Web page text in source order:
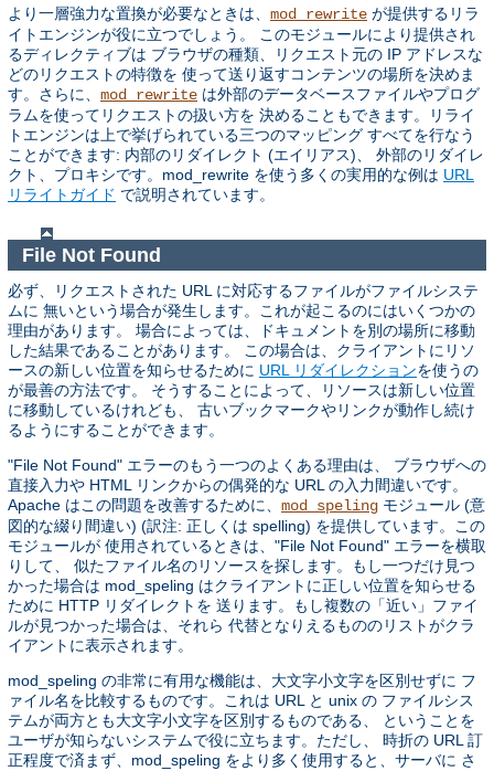
より一層強力な置換が必要なときは、 mod_rewrite が提供するリラ
イトエンジンが役に立つでしょう。 このモジュールにより提供され
るディレクティブは ブラウザの種類、リクエスト元の IP アドレスな
どのリクエストの特徴を 使って送り返すコンテンツの場所を決めま
す。さらに、 mod_rewrite は外部のデータベースファイルやプログ
ラムを使ってリクエストの扱い方を 決めることもできます。リライ
トエンジンは上で挙げられている三つのマッピング すべてを行なう
ことができます: 内部のリダイレクト (エイリアス)、 外部のリダイレ
クト、プロキシです。mod_rewrite を使う多くの実用的な例は URL
リライトガイド で説明されています。
File Not Found
必ず、リクエストされた URL に対応するファイルがファイルシステ
ムに 無いという場合が発生します。これが起こるのにはいくつかの
理由があります。 場合によっては、ドキュメントを別の場所に移動
した結果であることがあります。 この場合は、クライアントにリソ
ースの新しい位置を知らせるために URL リダイレクションを使うの
が最善の方法です。 そうすることによって、リソースは新しい位置
に移動しているけれども、 古いブックマークやリンクが動作し続け
るようにすることができます。
"File Not Found" エラーのもう一つのよくある理由は、 ブラウザへの
直接入力や HTML リンクからの偶発的な URL の入力間違いです。
Apache はこの問題を改善するために、 mod_speling モジュール (意
図的な綴り間違い) (訳注: 正しくは spelling) を提供しています。この
モジュールが 使用されているときは、"File Not Found" エラーを横取
りして、 似たファイル名のリソースを探します。もし一つだけ見つ
かった場合は mod_speling はクライアントに正しい位置を知らせる
ために HTTP リダイレクトを 送ります。もし複数の「近い」ファイ
ルが見つかった場合は、それら 代替となりえるもののリストがクラ
イアントに表示されます。
mod_speling の非常に有用な機能は、大文字小文字を区別せずに フ
ァイル名を比較するものです。これは URL と unix の ファイルシス
テムが両方とも大文字小文字を区別するものである、 ということを
ユーザが知らないシステムで役に立ちます。ただし、 時折の URL 訂
正程度で済まず、mod_speling をより多く使用すると、サーバに さ